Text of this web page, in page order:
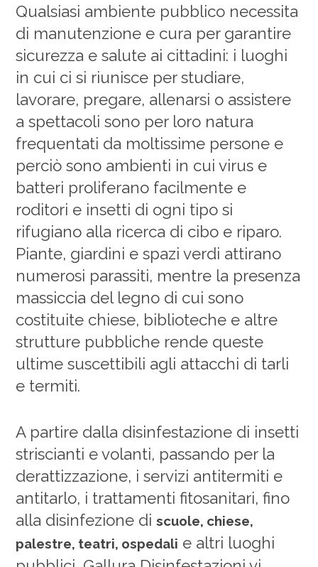
Qualsiasi ambiente pubblico necessita
di manutenzione e cura per garantire
sicurezza e salute ai cittadini: i luoghi
in cui ci si riunisce per studiare,
lavorare, pregare, allenarsi o assistere
a spettacoli sono per loro natura
frequentati da moltissime persone e
perciò sono ambienti in cui virus e
batteri proliferano facilmente e
roditori e insetti di ogni tipo si
rifugiano alla ricerca di cibo e riparo.
Piante, giardini e spazi verdi attirano
numerosi parassiti, mentre la presenza
massiccia del legno di cui sono
costituite chiese, biblioteche e altre
strutture pubbliche rende queste
ultime suscettibili agli attacchi di tarli
e termiti.
A partire dalla disinfestazione di insetti
striscianti e volanti, passando per la
derattizzazione, i servizi antitermiti e
antitarlo, i trattamenti fitosanitari, fino
alla disinfezione discuole, chiese,
palestre, teatri, ospedali e altri luoghi